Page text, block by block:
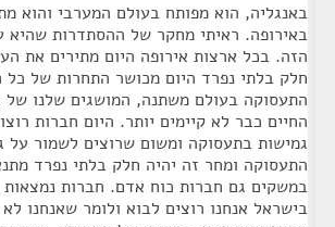
באנגליה, הוא מפותח בעולם המערבי והוא
באירופה. ראיתי מחקר של ההסתדרות שהיא
הזה. בכל ארצות אירופה היום מתירים את
חלק בלתי נפרד היום מכושר התחרות של כל
התעסוקה בעולם משתנה, המושגים שלנו של
החיים כבר לא קיימים יותר. היום חברות
גמישות בתעסוקה ומשום שרוצים לשמור על
התעסוקה ומחר זה יהיה חלק בלתי נפרד
במשקים גם חברות כוח אדם. חברות
בישראל אנחנו רוצים לבוא ולומר שאנחנו לא